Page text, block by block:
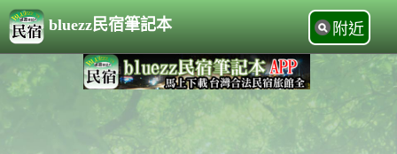
bluezz民宿筆記本 附近